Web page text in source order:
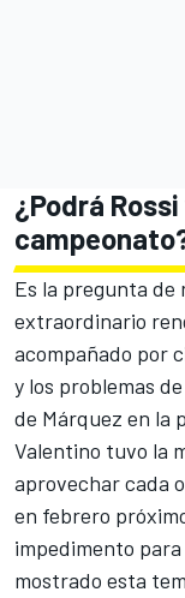
¿Podrá
Es la pregunta de
extraordinario
acompañado por
y los problemas
de Márquez en la
Valentino tuvo la
aprovechar cada
en febrero
impedimento
mostrado esta